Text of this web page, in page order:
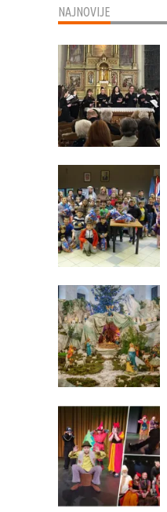
NAJNOVIJE